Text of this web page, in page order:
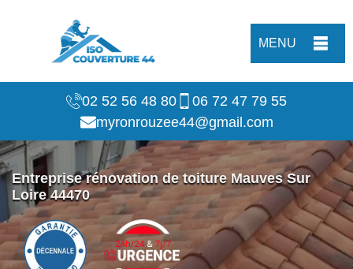
MENU
02 52 56 48 80
06 72 47 79 55
myronrouzee44@gmail.com
Entreprise rénovation de toiture Mauves Sur
Loire 44470